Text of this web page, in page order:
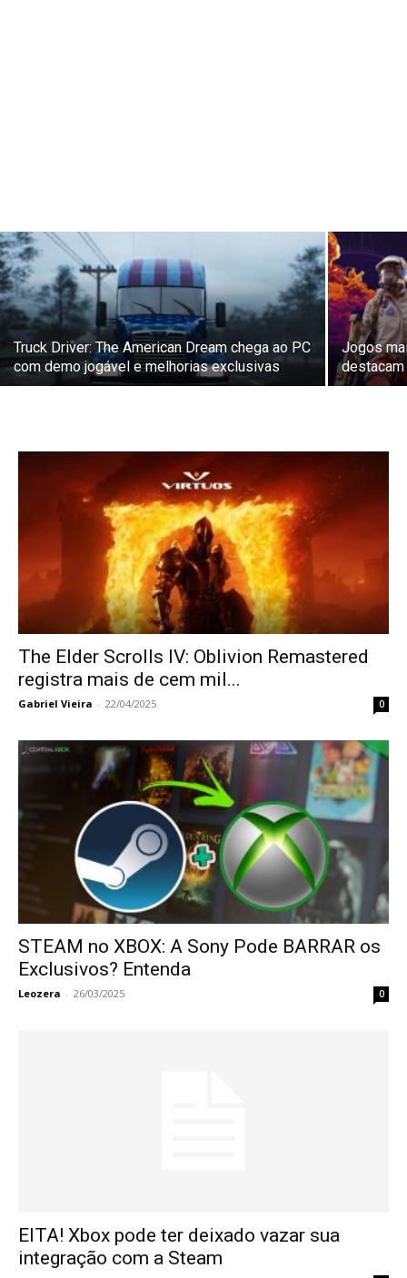
Truck Driver: The American Dream chega ao PC
com demo jogável e melhorias exclusivas
Jogos
The Elder Scrolls IV: Oblivion Remastered
registra mais de cem mil...
Gabriel Vieira - 22/04/2025 0
STEAM no XBOX: A Sony Pode BARRAR os
Exclusivos? Entenda
Leozera - 26/03/2025 0
EITA! Xbox pode ter deixado vazar sua
integração com a Steam